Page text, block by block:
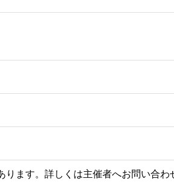
ます。詳しくは主催者へお問い合わ